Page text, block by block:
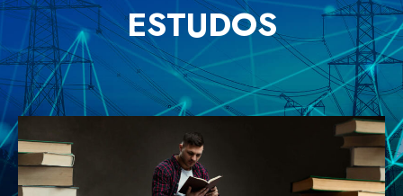
ESTUDOS